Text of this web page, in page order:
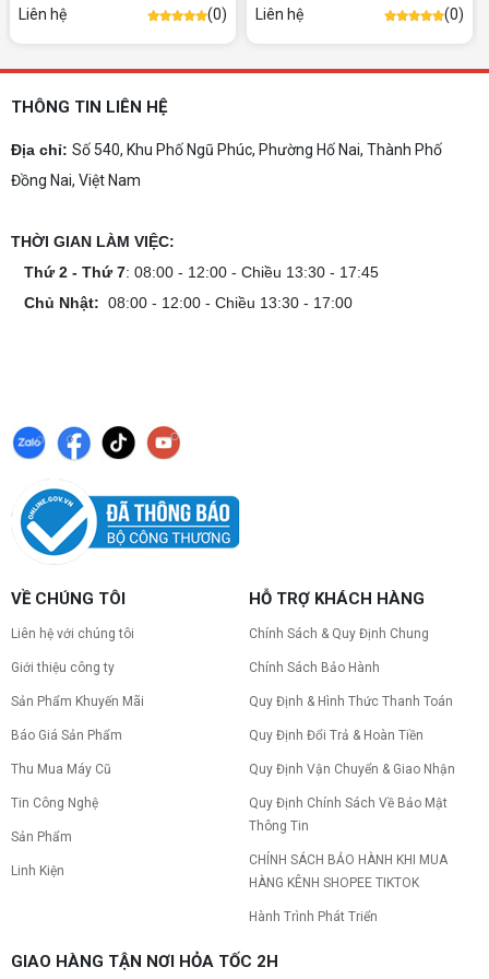
Gợi ý 10+ mẫu laptop cho học sinh sinh viên
2026 theo ngân sách và ngành học: tiêu chí
hình mạnh, tối ưu chi phí, test máy tại chỗ. Khám
phá ngay địa chỉ tư vấn và lắp đặt dàn PC chơi
phù hợp, đảm bảo hệ thống vận hành ổn định và
copy nhanh.
tăng hiệu năng tối đa? Xem ngay thứ tự ưu tiên
nâng cấp linh kiện PC chi tiết trong bài viết này!
nhân và Cách khắc phục
Tình trạng PC gaming nóng quạt kêu to khiến
máy giật lag, giảm tuổi thọ? Tìm hiểu ngay
nguyên nhân và cách khắc phục hiệu quả để máy
CPU AMD Ryzen 7 7700X3D full box mới
ra mắt: Nhanh, Mạnh, Giá tốt
với công nghệ 3D V-Cache đỉnh cao, mang lại
10 Nguyên nhân khiến PC gaming bị tụt
FPS thường gặp
PC gaming bị tụt FPS sau một thời gian? Tìm hiểu
và cách kiểm tra, khắc phục từng bước tại Vi Tính
NVIDIA Hoãn Ra Mắt Dòng RTX 50
Liên hệ (0) Liên hệ (0)
THÔNG TIN LIÊN HỆ
Địa chỉ: Số 540, Khu Phố Ngũ Phúc, Phường Hố Nai, Thành Phố
Đồng Nai, Việt Nam
THỜI GIAN LÀM VIỆC:
Thứ 2 - Thứ 7: 08:00 - 12:00 - Chiều 13:30 - 17:45
Chủ Nhật: 08:00 - 12:00 - Chiều 13:30 - 17:00
VỀ CHÚNG TÔI
Liên hệ với chúng tôi
Giới thiệu công ty
Sản Phẩm Khuyến Mãi
Báo Giá Sản Phẩm
Thu Mua Máy Cũ
Tin Công Nghệ
Sản Phẩm
Linh Kiện
HỖ TRỢ KHÁCH HÀNG
Chính Sách & Quy Định Chung
Chính Sách Bảo Hành
Quy Định & Hình Thức Thanh Toán
Quy Định Đổi Trả & Hoàn Tiền
Quy Định Vận Chuyển & Giao Nhận
Quy Định Chính Sách Về Bảo Mật
Thông Tin
CHÍNH SÁCH BẢO HÀNH KHI MUA
HÀNG KÊNH SHOPEE TIKTOK
Hành Trình Phát Triển
GIAO HÀNG TẬN NƠI HỎA TỐC 2H